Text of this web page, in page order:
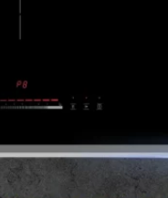
BUC775MH trở
chống trầy xước
cạnh vát tinh tế cùng
bảo vệ bề mặt bếp